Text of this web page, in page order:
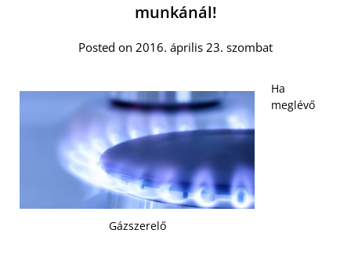
munkánál!
Posted on 2016. április 23. szombat
Gázszerelő
Ha
meglévő